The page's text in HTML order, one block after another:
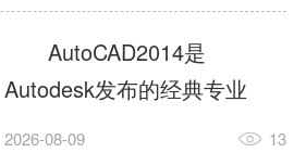
行业工程设计。版本新增图
纸标签页、实景地理地图、
协同设计交流模块，优化命
AutoCAD2014是
Autodesk发布的经典专业
CAD制图设计软件，是工程
2026-08-09 13